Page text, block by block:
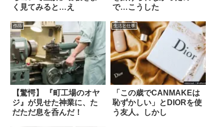
く見てみると…え
で…こうした
作品
【驚愕】 『町工場のオヤ
ジ』が見せた神業に、た
だただ息を呑んだ！
生活と仕事
「この歳でCANMAKEは
恥ずかしい」とDIORを使
う友人。しかし